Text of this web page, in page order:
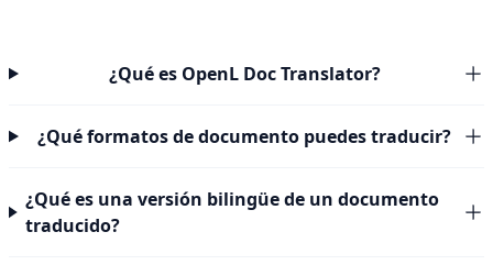
¿Qué es OpenL Doc Translator?
¿Qué formatos de documento puedes traducir?
¿Qué es una versión bilingüe de un documento
traducido?